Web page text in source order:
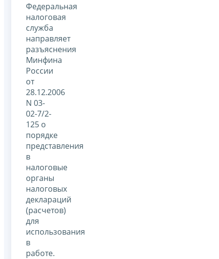
Федеральная
налоговая
служба
направляет
разъяснения
Минфина
России
от
28.12.2006
N 03-
02-7/2-
125 о
порядке
представления
в
налоговые
органы
налоговых
деклараций
(расчетов)
для
использования
в
работе.